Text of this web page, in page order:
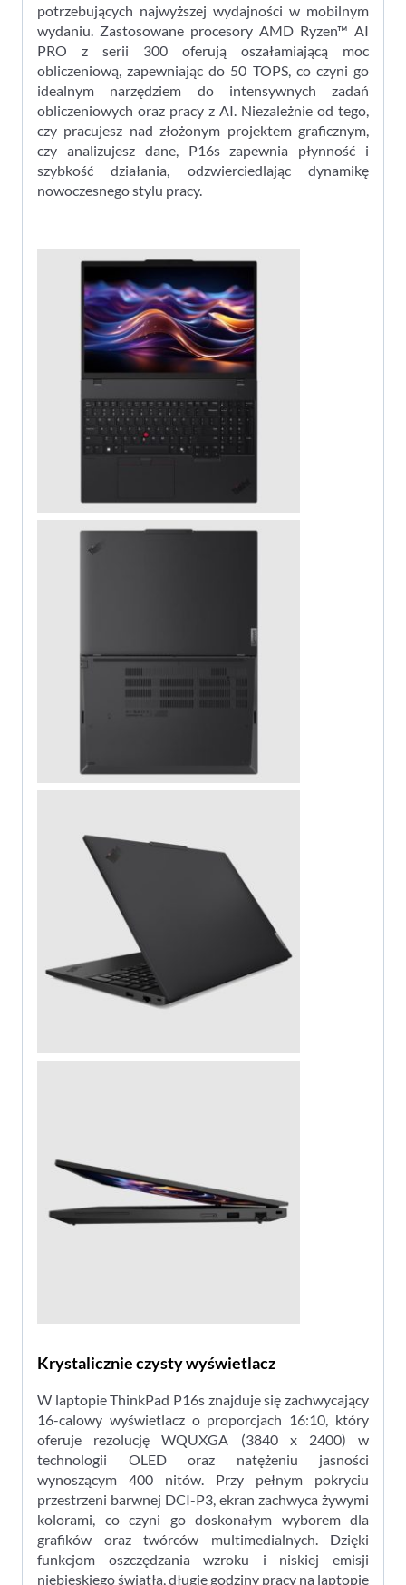
SSD
W11P
potrzebujących najwyższej wydajności w mobilnym
wydaniu. Zastosowane procesory AMD Ryzen™ AI
PRO z serii 300 oferują oszałamiającą moc
obliczeniową, zapewniając do 50 TOPS, co czyni go
idealnym narzędziem do intensywnych zadań
obliczeniowych oraz pracy z AI. Niezależnie od tego,
czy pracujesz nad złożonym projektem graficznym,
czy analizujesz dane, P16s zapewnia płynność i
szybkość działania, odzwierciedlając dynamikę
nowoczesnego stylu pracy.
Krystalicznie czysty wyświetlacz
W laptopie ThinkPad P16s znajduje się zachwycający
16-calowy wyświetlacz o proporcjach 16:10, który
oferuje rezolucję WQUXGA (3840 x 2400) w
technologii OLED oraz natężeniu jasności
wynoszącym 400 nitów. Przy pełnym pokryciu
przestrzeni barwnej DCI-P3, ekran zachwyca żywymi
kolorami, co czyni go doskonałym wyborem dla
grafików oraz twórców multimedialnych. Dzięki
funkcjom oszczędzania wzroku i niskiej emisji
niebieskiego światła, długie godziny pracy na laptopie